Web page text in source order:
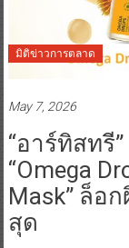
มิติข่าวการตลาด
May 7, 2026
“อาร์ทิสทรี
“Omega
Mask” ล็อ
สุด